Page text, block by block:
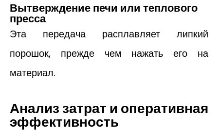
Вытверждение печи или теплового
пресса
Эта передача расплавляет липкий
порошок, прежде чем нажать его на
материал.
Анализ затрат и оперативная
эффективность